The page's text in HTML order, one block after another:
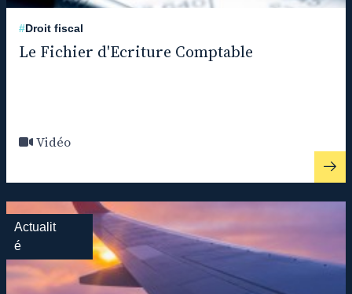
#Droit fiscal
Le Fichier d'Ecriture Comptable
Vidéo
Actualit
é